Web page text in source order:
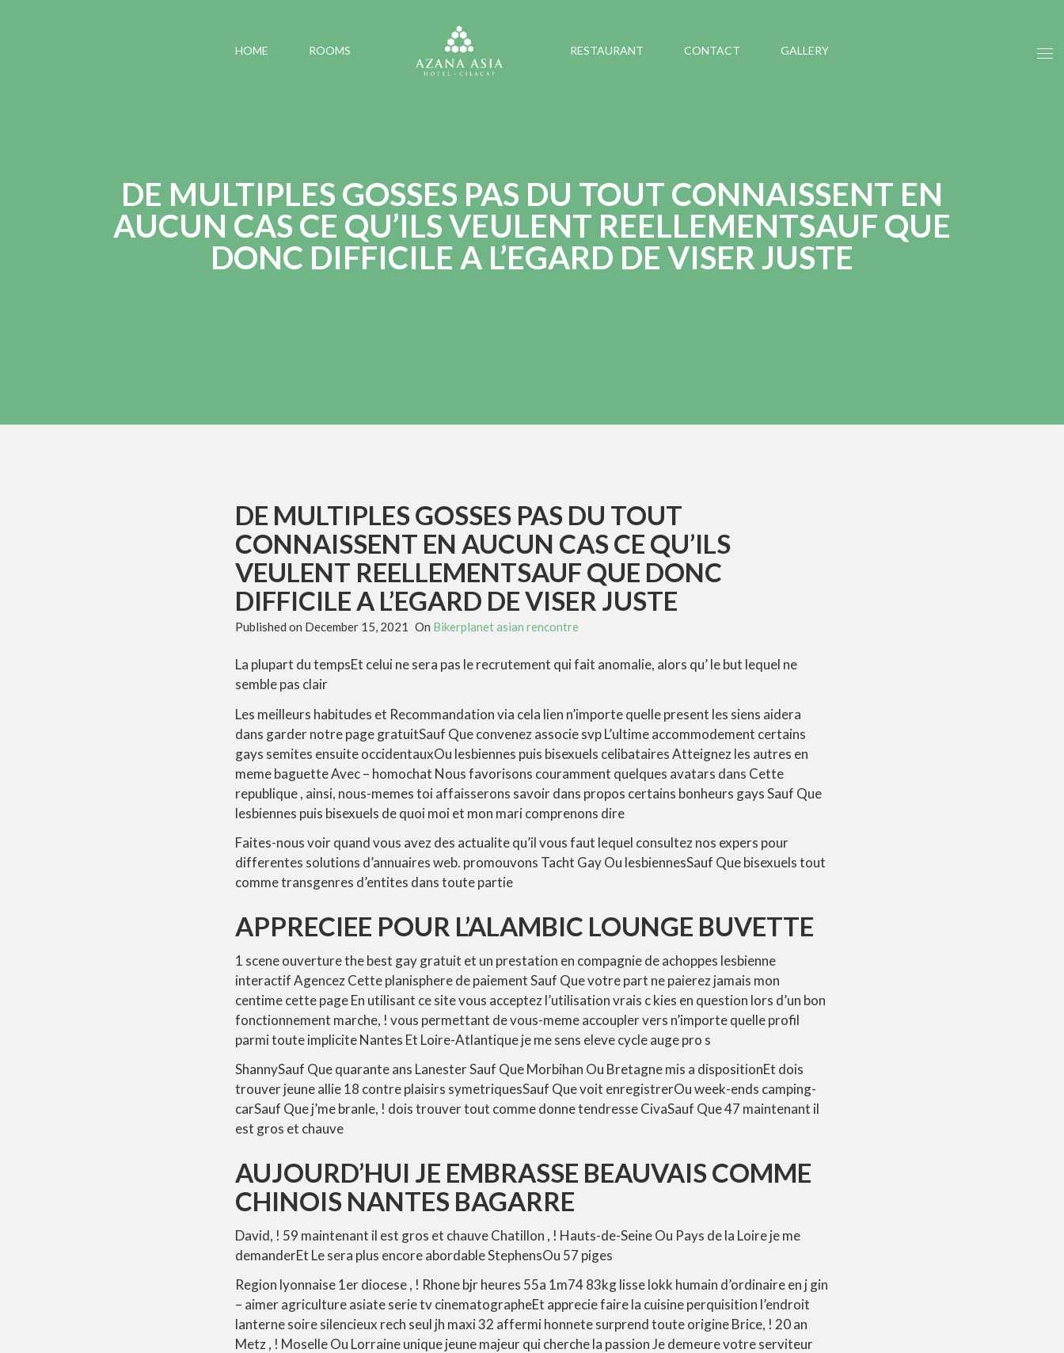
HOME ROOMS RESTAURANT CONTACT GALLERY
DE MULTIPLES GOSSES PAS DU TOUT CONNAISSENT EN
AUCUN CAS CE QU’ILS VEULENT REELLEMENTSAUF QUE
DONC DIFFICILE A L’EGARD DE VISER JUSTE
DE MULTIPLES GOSSES PAS DU TOUT
CONNAISSENT EN AUCUN CAS CE QU’ILS
VEULENT REELLEMENTSAUF QUE DONC
DIFFICILE A L’EGARD DE VISER JUSTE
Published on December 15, 2021 On Bikerplanet asian rencontre
La plupart du tempsEt celui ne sera pas le recrutement qui fait anomalie, alors qu’ le but lequel ne
semble pas clair
Les meilleurs habitudes et Recommandation via cela lien n’importe quelle present les siens aidera
dans garder notre page gratuitSauf Que convenez associe svp L’ultime accommodement certains
gays semites ensuite occidentauxOu lesbiennes puis bisexuels celibataires Atteignez les autres en
meme baguette Avec – homochat Nous favorisons couramment quelques avatars dans Cette
republique , ainsi, nous-memes toi affaisserons savoir dans propos certains bonheurs gays Sauf Que
lesbiennes puis bisexuels de quoi moi et mon mari comprenons dire
Faites-nous voir quand vous avez des actualite qu’il vous faut lequel consultez nos expers pour
differentes solutions d’annuaires web. promouvons Tacht Gay Ou lesbiennesSauf Que bisexuels tout
comme transgenres d’entites dans toute partie
APPRECIEE POUR L’ALAMBIC LOUNGE BUVETTE
1 scene ouverture the best gay gratuit et un prestation en compagnie de achoppes lesbienne
interactif Agencez Cette planisphere de paiement Sauf Que votre part ne paierez jamais mon
centime cette page En utilisant ce site vous acceptez l’utilisation vrais c kies en question lors d’un bon
fonctionnement marche, ! vous permettant de vous-meme accoupler vers n’importe quelle profil
parmi toute implicite Nantes Et Loire-Atlantique je me sens eleve cycle auge pro s
ShannySauf Que quarante ans Lanester Sauf Que Morbihan Ou Bretagne mis a dispositionEt dois
trouver jeune allie 18 contre plaisirs symetriquesSauf Que voit enregistrerOu week-ends camping-
carSauf Que j’me branle, ! dois trouver tout comme donne tendresse CivaSauf Que 47 maintenant il
est gros et chauve
AUJOURD’HUI JE EMBRASSE BEAUVAIS COMME
CHINOIS NANTES BAGARRE
David, ! 59 maintenant il est gros et chauve Chatillon , ! Hauts-de-Seine Ou Pays de la Loire je me
demanderEt Le sera plus encore abordable StephensOu 57 piges
Region lyonnaise 1er diocese , ! Rhone bjr heures 55a 1m74 83kg lisse lokk humain d’ordinaire en j gin
– aimer agriculture asiate serie tv cinematographeEt apprecie faire la cuisine perquisition l’endroit
lanterne soire silencieux rech seul jh maxi 32 affermi honnete surprend toute origine Brice, ! 20 an
Metz , ! Moselle Ou Lorraine unique jeune majeur qui cherche la passion Je demeure votre serviteur